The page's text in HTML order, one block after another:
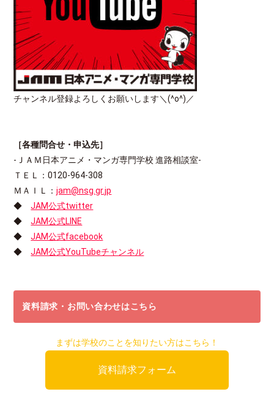
チャンネル登録よろしくお願いします＼(^o^)／
［各種問合せ・申込先］
-ＪＡＭ日本アニメ・マンガ専門学校 進路相談室-
ＴＥＬ：0120-964-308
ＭＡＩＬ：jam@nsg.gr.jp
◆JAM公式twitter
◆JAM公式LINE
◆JAM公式facebook
◆JAM公式YouTubeチャンネル
資料請求・お問い合わせはこちら
まずは学校のことを知りたい方はこちら！
資料請求フォーム